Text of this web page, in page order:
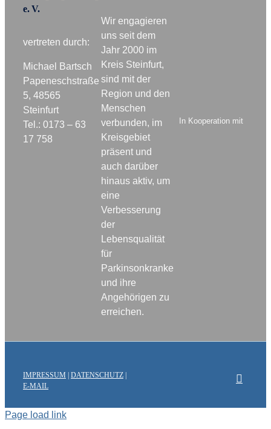
e. V.
vertreten durch:
Michael Bartsch
Papeneschstraße
5, 48565
Steinfurt
Tel.: 0173 – 63
17 758
Wir engagieren
uns seit dem
Jahr 2000 im
Kreis Steinfurt,
sind mit der
Region und den
Menschen
verbunden, im
Kreisgebiet
präsent und
auch darüber
hinaus aktiv, um
eine
Verbesserung
der
Lebensqualität
für
Parkinsonkranke
und ihre
Angehörigen zu
erreichen.
In Kooperation mit
IMPRESSUM DATENSCHUTZ|
E-MAIL
Page load link